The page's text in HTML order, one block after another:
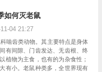
如何灭老鼠
04 21:27
啮齿类动物。其主要特点是身体
有间隙、门齿发达、无齿根、终
植物为主食，也有的为杂食性；
有小。老鼠种类多，全世界现有